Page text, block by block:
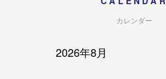
カレンダー
2026年8月